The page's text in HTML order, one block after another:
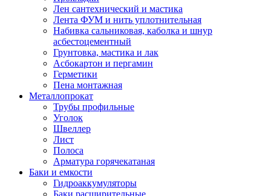
Лен сантехнический и мастика
Лента ФУМ и нить уплотнительная
Набивка сальниковая, каболка и шнур
асбестоцементный
Грунтовка, мастика и лак
Асбокартон и пергамин
Герметики
Пена монтажная
Металлопрокат
Трубы профильные
Уголок
Швеллер
Лист
Полоса
Арматура горячекатаная
Баки и емкости
Гидроаккумуляторы
Баки расширительные